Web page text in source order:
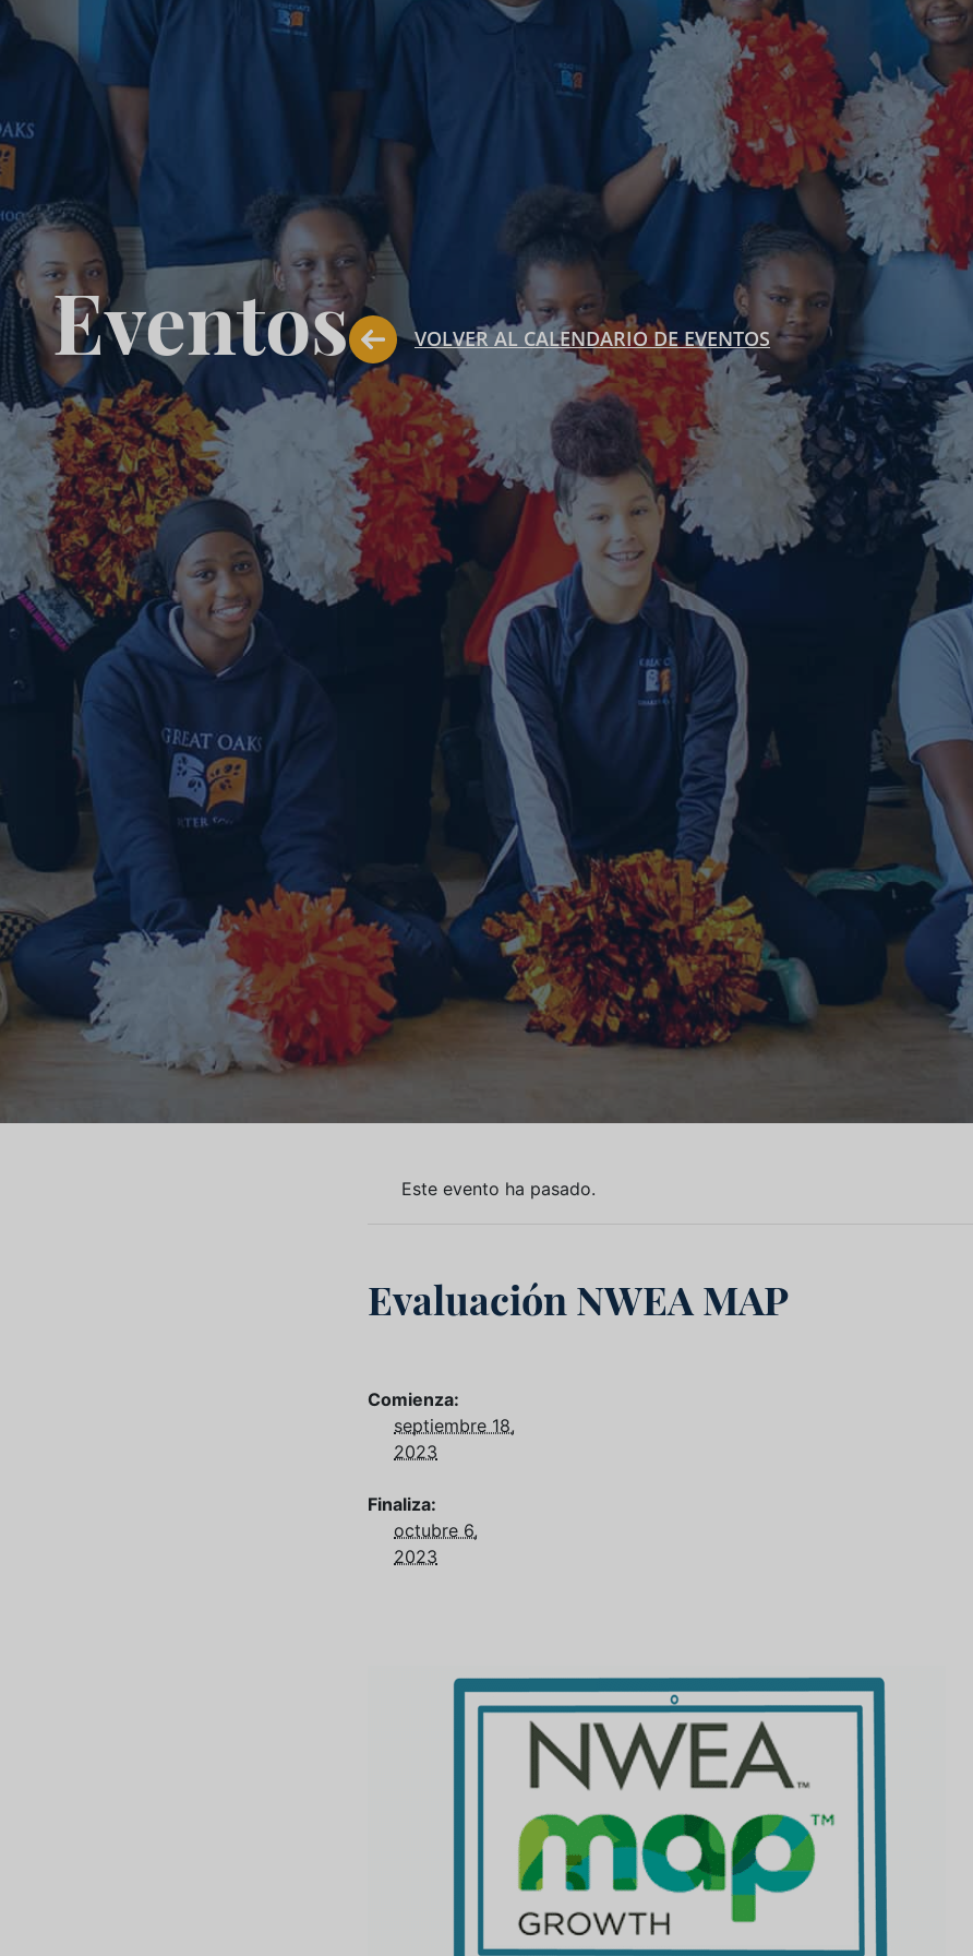
Eventos VOLVER AL CALENDARIO DE EVENTOS
Este evento ha pasado.
Evaluación NWEA MAP
Comienza:
septiembre 18,
2023
Finaliza:
octubre 6,
2023